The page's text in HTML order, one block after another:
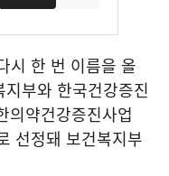
시 한 번 이름을 올
지부와 한국건강증진
의약건강증진사업
선정돼 보건복지부